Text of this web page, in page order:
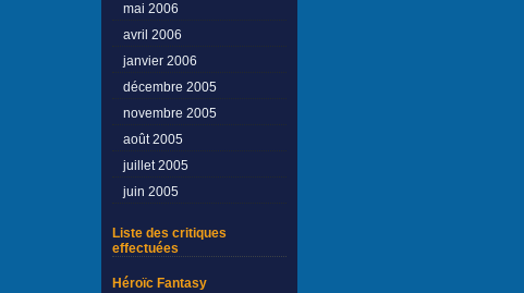
mai 2006
avril 2006
janvier 2006
décembre 2005
novembre 2005
août 2005
juillet 2005
juin 2005
Liste des critiques
effectuées
Héroïc Fantasy